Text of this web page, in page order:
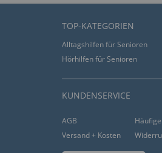
TOP-KATEGORIEN
Alltagshilfen für Senioren
Hörhilfen für Senioren
KUNDENSERVICE
AGB
Versand + Kosten